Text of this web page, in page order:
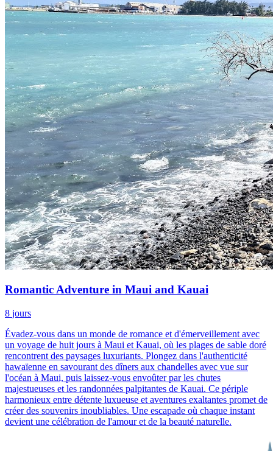
Romantic Adventure in Maui and Kauai
8 jours
Évadez-vous dans un monde de romance et d'émerveillement avec
un voyage de huit jours à Maui et Kauai, où les plages de sable doré
rencontrent des paysages luxuriants. Plongez dans l'authenticité
hawaïenne en savourant des dîners aux chandelles avec vue sur
l'océan à Maui, puis laissez-vous envoûter par les chutes
majestueuses et les randonnées palpitantes de Kauai. Ce périple
harmonieux entre détente luxueuse et aventures exaltantes promet de
créer des souvenirs inoubliables. Une escapade où chaque instant
devient une célébration de l'amour et de la beauté naturelle.